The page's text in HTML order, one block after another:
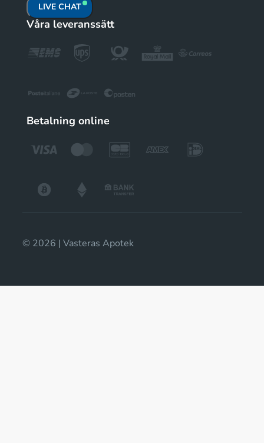
LIVE CHAT
Våra leveranssätt
Betalning online
© 2026 | Vasteras Apotek